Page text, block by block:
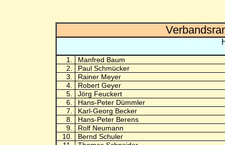
1.
Manfred Baum
2.
Paul Schmücker
3.
Rainer Meyer
4.
Robert Geyer
5.
Jörg Feuckert
6.
Hans-Peter Dümmler
7.
Karl-Georg Becker
8.
Hans-Peter Berens
9.
Rolf Neumann
10.
Bernd Schuler